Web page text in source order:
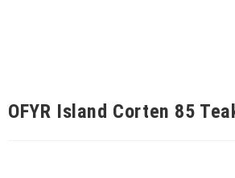
OFYR Island Corten 85